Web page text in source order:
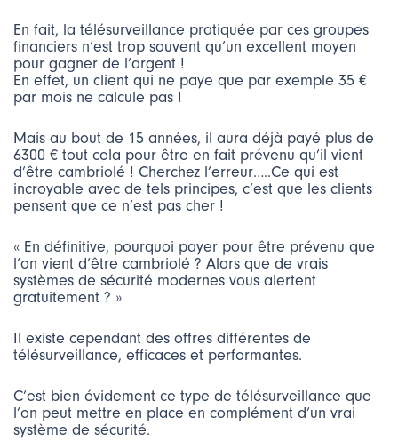
En fait, la télésurveillance pratiquée par ces groupes
financiers n’est trop souvent qu’un excellent moyen
pour gagner de l’argent !
En effet, un client qui ne paye que par exemple 35 €
par mois ne calcule pas !
Mais au bout de 15 années, il aura déjà payé plus de
6300 € tout cela pour être en fait prévenu qu’il vient
d’être cambriolé ! Cherchez l’erreur…..Ce qui est
incroyable avec de tels principes, c’est que les clients
pensent que ce n’est pas cher !
« En définitive, pourquoi payer pour être prévenu que
l’on vient d’être cambriolé ? Alors que de vrais
systèmes de sécurité modernes vous alertent
gratuitement ? »
Il existe cependant des offres différentes de
télésurveillance, efficaces et performantes.
C’est bien évidement ce type de télésurveillance que
l’on peut mettre en place en complément d’un vrai
système de sécurité.